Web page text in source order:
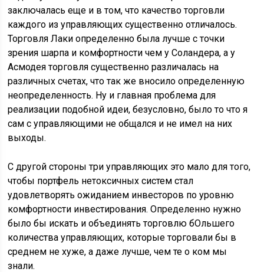
заключалась еще и в том, что качество торговли
каждого из управляющих существенно отличалось.
Торговля Лаки определенно была лучше с точки
зрения шарпа и комфортности чем у Соландера, а у
Асмодея торговля существенно различалась на
различных счетах, что так же вносило определенную
неопределенность. Ну и главная проблема для
реализации подобной идеи, безусловно, было то что я
сам с управляющими не общался и не имел на них
выходы.
С другой стороны три управляющих это мало для того,
чтобы портфель нетоксичных систем стал
удовлетворять ожиданием инвесторов по уровню
комфортности инвестирования. Определенно нужно
было бы искать и объединять торговлю бОльшего
количества управляющих, которые торговали бы в
среднем не хуже, а даже лучше, чем те о ком мы
знали.